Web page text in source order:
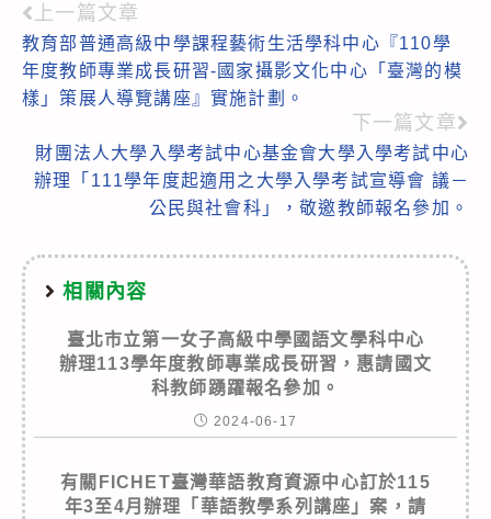
Read
more
articles
上一篇文章
教育部普通高級中學課程藝術生活學科中心『110學
年度教師專業成長研習-國家攝影文化中心「臺灣的模
樣」策展人導覽講座』實施計劃。
下一篇文章
財團法人大學入學考試中心基金會大學入學考試中心
辦理「111學年度起適用之大學入學考試宣導會 議－
公民與社會科」，敬邀教師報名參加。
相關內容
臺北市立第一女子高級中學國語文學科中心
辦理113學年度教師專業成長研習，惠請國文
科教師踴躍報名參加。
2024-06-17
有關FICHET臺灣華語教育資源中心訂於115
年3至4月辦理「華語教學系列講座」案，請